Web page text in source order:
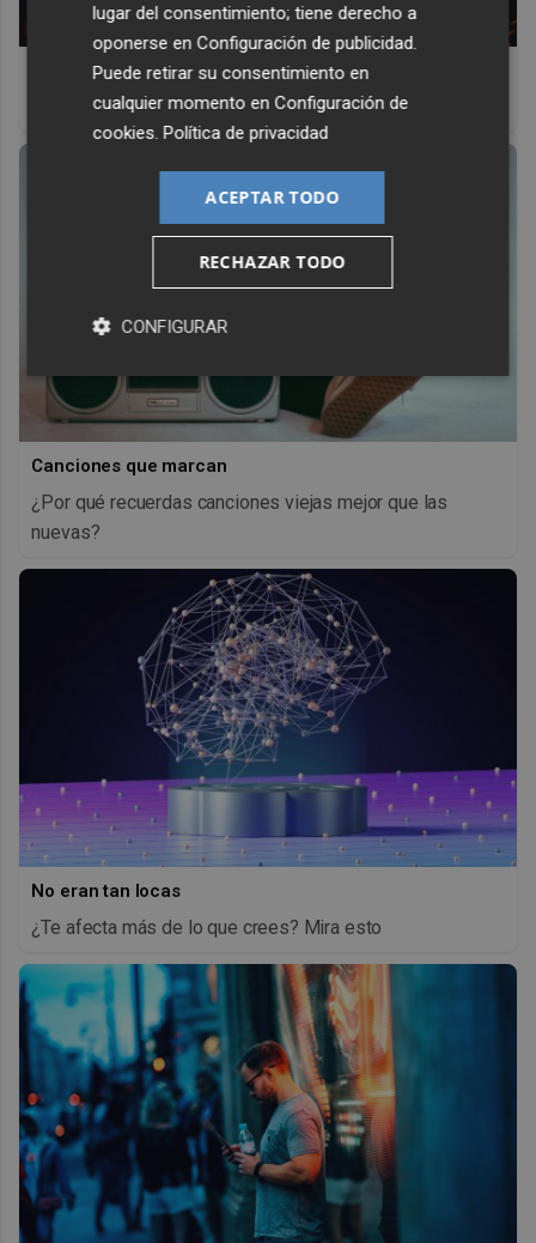
Top 2026: destinos clave
Inspírate y elige tu próximo destino para 2026
Canciones que marcan
¿Por qué recuerdas canciones viejas mejor que las
nuevas?
No eran tan locas
¿Te afecta más de lo que crees? Mira esto
lugar del consentimiento; tiene derecho a
oponerse enConfiguración de publicidad
Puede retirar su consentimiento en
cualquier momento enConfiguración de
cookies .Política de privacidad
ACEPTAR TODO
RECHAZAR TODO
CONFIGURAR